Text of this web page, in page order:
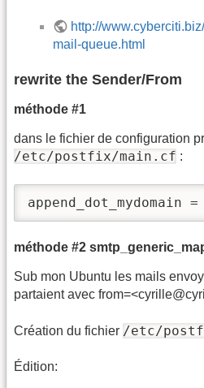
http://
mail-queue.html
rewrite the Sender/From
méthode #1
dans le fichier de configuration
/etc/postfix/main.cf :
append_dot_mydomain
méthode #2
Sub mon Ubuntu les mails
partaient avec
Création du fichier /etc/
Édition: